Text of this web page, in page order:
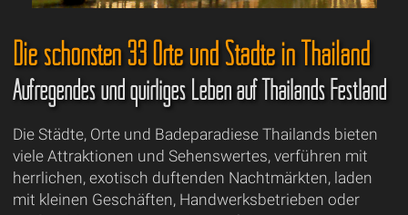
Die schönsten 33 Orte und Städte in Thailand
Aufregendes und quirliges Leben auf Thailands Festland
Die Städte, Orte und Badeparadiese Thailands bieten
viele Attraktionen und Sehenswertes, verführen mit
herrlichen, exotisch duftenden Nachtmärkten, laden
mit kleinen Geschäften, Handwerksbetrieben oder